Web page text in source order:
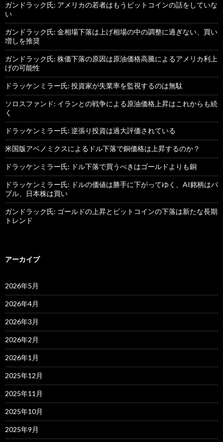
ガンドラック氏: アメリカの若者はもうビットコインの話をしていな
い
ガンドラック氏: 金相場下落は上げ相場の中の調整に過ぎない、買い
増しを推奨
ガンドラック氏: 株価下落の原因は原油価格高騰によるアメリカ利上
げの可能性
ドラッケンミラー氏: 投資家が失業率を監視するのは無駄
ソロスファンド: イランとの戦争による原油価格上昇はこれからも続
く
ドラッケンミラー氏: 逆張り投資は過大評価されている
米国版アベノミクスによるドル下落で銅価格は上昇するのか？
ドラッケンミラー氏: ドル下落で買うべきはゴールドよりも銅
ドラッケンミラー氏: ドルの価値は勝手に下がってゆく、AI銘柄はバ
ブル、日本株は買い
ガンドラック氏: ゴールドの上昇とビットコインの下落は新たな長期
トレンド
アーカイブ
2026年5月
2026年4月
2026年3月
2026年2月
2026年1月
2025年12月
2025年11月
2025年10月
2025年9月